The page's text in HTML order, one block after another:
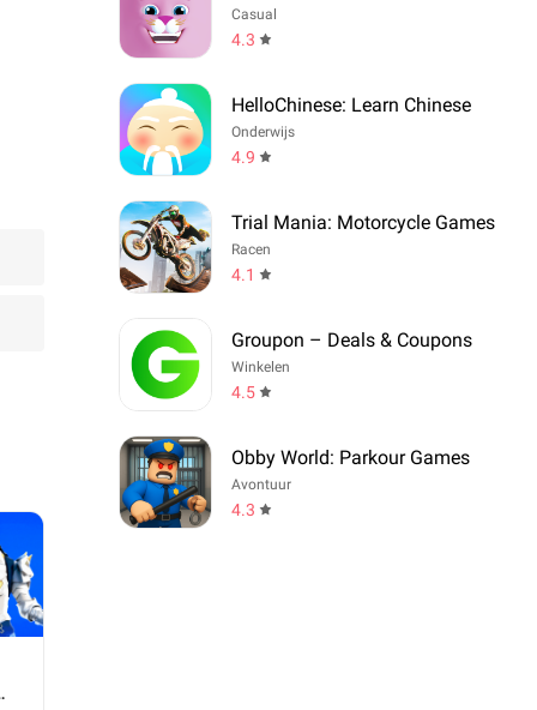
Casual
4.3
HelloChinese: Learn Chinese
Onderwijs
4.9
Trial Mania: Motorcycle Games
Racen
4.1
Groupon – Deals & Coupons
Winkelen
4.5
Obby World: Parkour Games
Avontuur
4.3